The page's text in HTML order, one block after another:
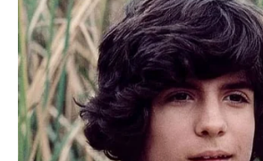
za aromu
Vinski kvasac(ili pekarski ako
Korak po korak